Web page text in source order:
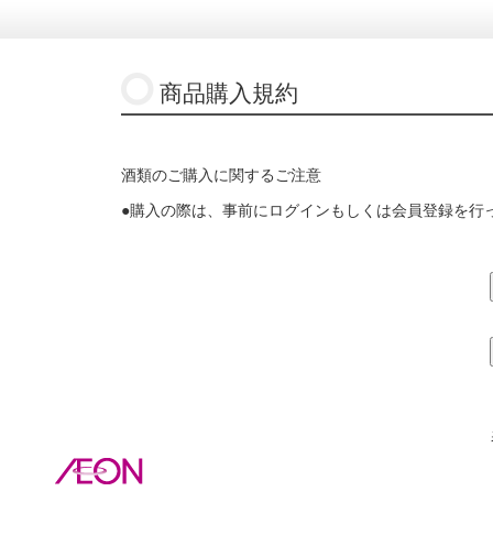
商品購入規約
酒類のご購入に関するご注意
●購入の際は、事前にログインもしくは会員登録を